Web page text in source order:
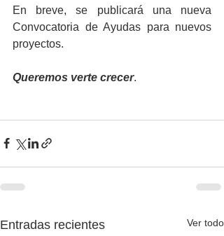
En breve, se publicará una nueva
Convocatoria de Ayudas para nuevos
proyectos.
Queremos verte crecer.
Entradas recientes Ver todo